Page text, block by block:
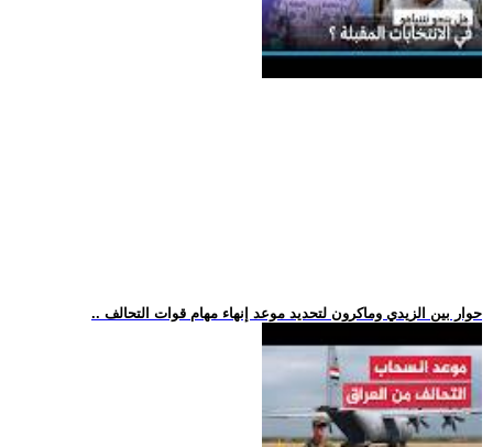
.. حوار بين الزيدي وماكرون لتحديد موعد إنهاء مهام قوات التحالف